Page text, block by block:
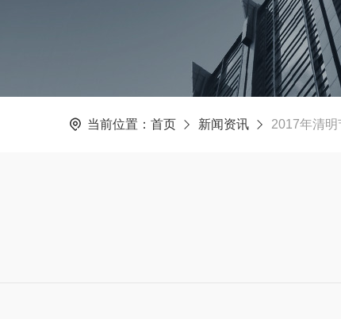
当前位置： 首页 新闻资讯 2017年清